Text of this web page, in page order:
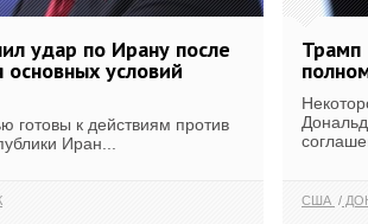
удар по Ирану после
основных условий
готовы к действиям против
Иран...
Трамп
США